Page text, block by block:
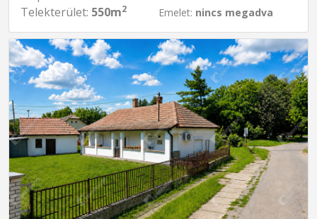
Telekterület: 550m2
Emelet: nincs megadva